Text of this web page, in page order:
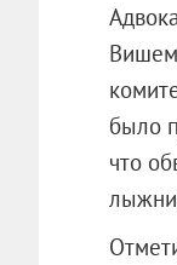
было
что